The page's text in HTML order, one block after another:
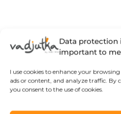
Data protection
important to
I use cookies to enhance your
ads or content, and analyze traffic. By
you consent to the use of cookies.